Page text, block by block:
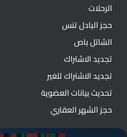
الرحلات
حجز البادل تنس
الشاتل باص
تجديد الاشتراك
تجديد الاشتراك للغير
تحديث بيانات العضوية
حجز الشهر العقاري